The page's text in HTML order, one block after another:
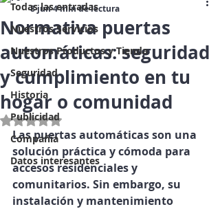
Todas las entradas
Nuestros Servicios
Nuestros Productos y Tienda
Seguridad
Historia
Publicidad
Compañía
Datos interesantes
Normativa puertas
automáticas: seguridad
y cumplimiento en tu
hogar o comunidad
8 jun4 min de lectura
Obtuvo NaN de 5 estrellas.
Las puertas automáticas son una
solución práctica y cómoda para
accesos residenciales y
comunitarios. Sin embargo, su
instalación y mantenimiento